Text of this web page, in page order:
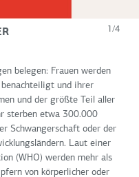
1/4
belegen: Frauen werden
und ihrer
und der größte Teil aller
sterben etwa 300.000
Schwangerschaft oder der
Laut einer
(WHO) werden mehr als
von körperlicher oder